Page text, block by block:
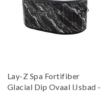
Lay-Z Spa Fortifiber
Glacial Dip Ovaal IJsbad -